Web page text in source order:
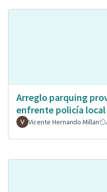
Arreglo parquing
enfrente policía local
Vicente Hernando Millan